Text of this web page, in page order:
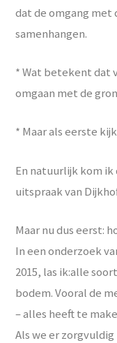
dat de omgang met
samenhangen.
* Wat betekent dat
omgaan met de
* Maar als eerste
En natuurlijk kom
uitspraak van
Maar nu dus eerst:
In een onderzoek
2015, las ik:alle
bodem. Vooral de
– alles heeft te
Als we er